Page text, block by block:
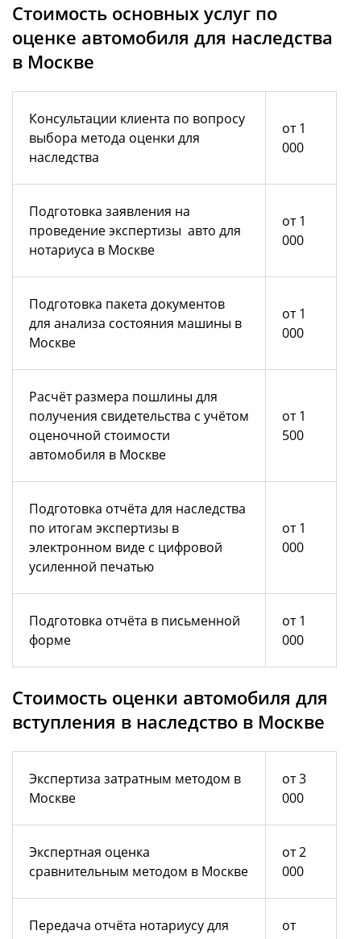
Стоимость основных услуг по
оценке автомобиля для наследства
в Москве
Консультации клиента по вопросу
выбора метода оценки для
наследства
от 1
000
Подготовка заявления на
проведение экспертизы авто для
нотариуса в Москве
от 1
000
Подготовка пакета документов
для анализа состояния машины в
Москве
от 1
000
Расчёт размера пошлины для
получения свидетельства с учётом
оценочной стоимости
автомобиля в Москве
от 1
500
Подготовка отчёта для наследства
по итогам экспертизы в
электронном виде с цифровой
усиленной печатью
от 1
000
Подготовка отчёта в письменной
форме
от 1
000
Стоимость оценки автомобиля для
вступления в наследство в Москве
Экспертиза затратным методом в
Москве
от 3
000
Экспертная оценка
сравнительным методом в Москве
от 2
000
Передача отчёта нотариусу для
от